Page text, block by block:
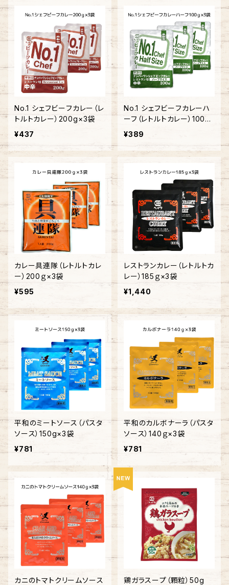
No.1 シェフビーフカレー（レ
トルトカレー）200g×3袋
¥437
No.1 シェフビーフカレーハ
ーフ（レトルトカレー）100g
×3袋
¥389
カレー具連隊（レトルトカレ
ー）200ｇ×3袋
¥595
レストランカレー（レトルトカ
レー）185ｇ×3袋
¥1,440
平和のミートソース（パスタ
ソース）150g×3袋
¥781
平和のカルボナーラ（パスタ
ソース）140ｇ×3袋
¥781
カニのトマトクリームソース
鶏ガラスープ（顆粒）50g